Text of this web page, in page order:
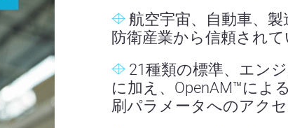
航空宇宙、自動車、製
防衛産業から信頼されて
21種類の標準、エン
に加え、OpenAM™によ
刷パラメータへのアク